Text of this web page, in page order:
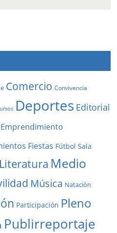
Comercio Convivencia
Deportes Editorial
Emprendimiento
Fiestas Fútbol Sala
Literatura Medio
Música Natación
Participación Pleno
Publirreportaje